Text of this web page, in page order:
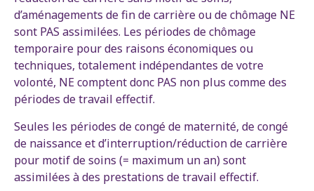
d’aménagements de fin de carrière ou de chômage NE
sont PAS assimilées. Les périodes de chômage
temporaire pour des raisons économiques ou
techniques, totalement indépendantes de votre
volonté, NE comptent donc PAS non plus comme des
périodes de travail effectif.
Seules les périodes de congé de maternité, de congé
de naissance et d’interruption/réduction de carrière
pour motif de soins (= maximum un an) sont
assimilées à des prestations de travail effectif.